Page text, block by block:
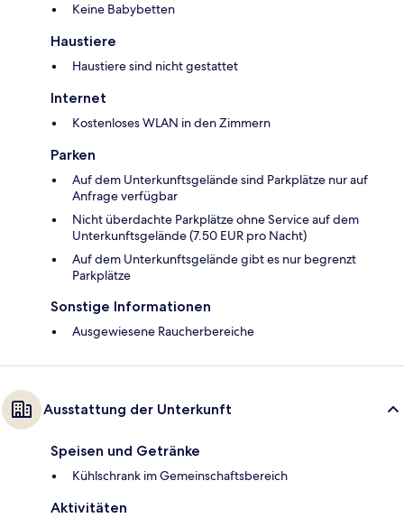
Keine Babybetten
Haustiere
Haustiere sind nicht gestattet
Internet
Kostenloses WLAN in den Zimmern
Parken
Auf dem Unterkunftsgelände sind Parkplätze nur auf
Anfrage verfügbar
Nicht überdachte Parkplätze ohne Service auf dem
Unterkunftsgelände (7.50 EUR pro Nacht)
Auf dem Unterkunftsgelände gibt es nur begrenzt
Parkplätze
Sonstige Informationen
Ausgewiesene Raucherbereiche
Ausstattung der Unterkunft
Speisen und Getränke
Kühlschrank im Gemeinschaftsbereich
Aktivitäten